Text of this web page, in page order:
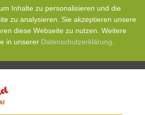
Inhalte zu personalisieren und die
zu analysieren. Sie akzeptieren unsere
diese Webseite zu nutzen. Weitere
in unserer Datenschutzerklärung